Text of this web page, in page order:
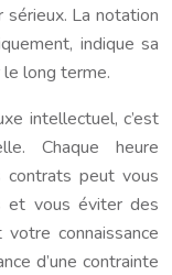
sérieux. La notation
indique sa
long terme.
intellectuel, c’est
Chaque heure
contrats peut vous
et vous éviter des
connaissance
d’une contrainte